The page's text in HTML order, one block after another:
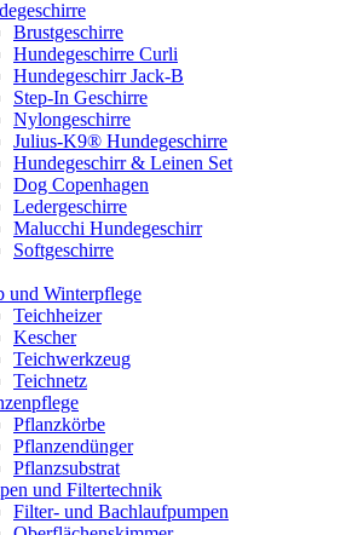
Brustgeschirre
Hundegeschirre Curli
Hundegeschirr Jack-B
Step-In Geschirre
Nylongeschirre
Julius-K9® Hundegeschirre
Hundegeschirr & Leinen Set
Dog Copenhagen
Ledergeschirre
Malucchi Hundegeschirr
Softgeschirre
und Winterpflege
Teichheizer
Kescher
Teichwerkzeug
Teichnetz
Pflanzkörbe
Pflanzendünger
Pflanzsubstrat
und Filtertechnik
Filter- und Bachlaufpumpen